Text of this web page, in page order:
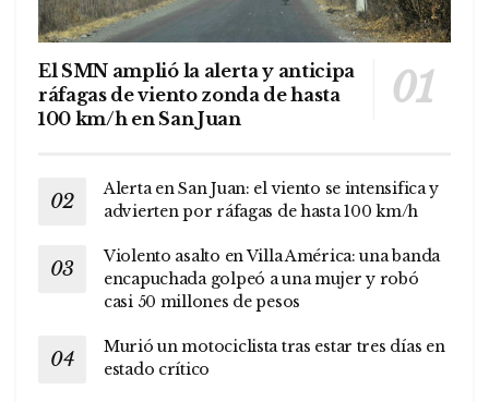
El SMN amplió la alerta y anticipa
ráfagas de viento zonda de hasta
100 km/h en San Juan
Alerta en San Juan: el viento se intensifica y
advierten por ráfagas de hasta 100 km/h
Violento asalto en Villa América: una banda
encapuchada golpeó a una mujer y robó
casi 50 millones de pesos
Murió un motociclista tras estar tres días en
estado crítico